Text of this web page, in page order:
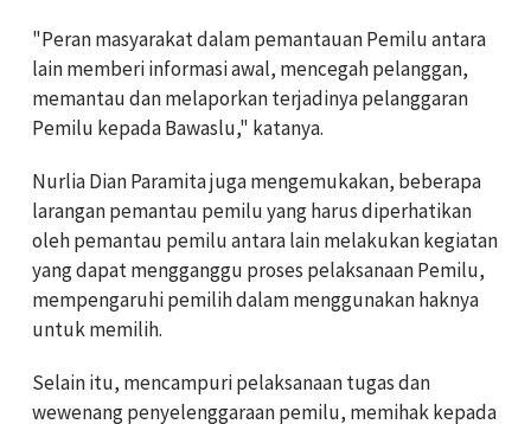
"Peran masyarakat dalam pemantauan Pemilu antara
lain memberi informasi awal, mencegah pelanggan,
memantau dan melaporkan terjadinya pelanggaran
Pemilu kepada Bawaslu," katanya.
Nurlia Dian Paramita juga mengemukakan, beberapa
larangan pemantau pemilu yang harus diperhatikan
oleh pemantau pemilu antara lain melakukan kegiatan
yang dapat mengganggu proses pelaksanaan Pemilu,
mempengaruhi pemilih dalam menggunakan haknya
untuk memilih.
Selain itu, mencampuri pelaksanaan tugas dan
wewenang penyelenggaraan pemilu, memihak kepada